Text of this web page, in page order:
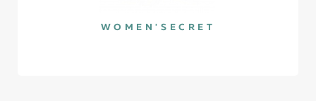
WOMEN'SECRET